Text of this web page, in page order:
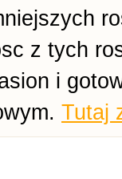
z tych
i
Tutaj